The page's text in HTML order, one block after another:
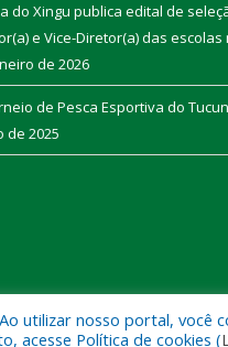
do Xingu publica edital de
e Vice-Diretor(a) das escolas
de 2026
de Pesca Esportiva do
de 2025
utilizar nosso portal, você
acesse Política de cookies (